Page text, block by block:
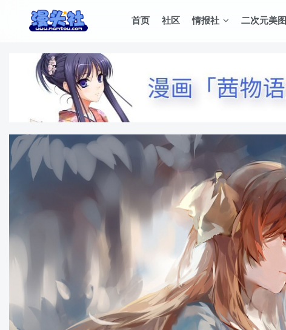
首页 社区 情报社 二次元美图